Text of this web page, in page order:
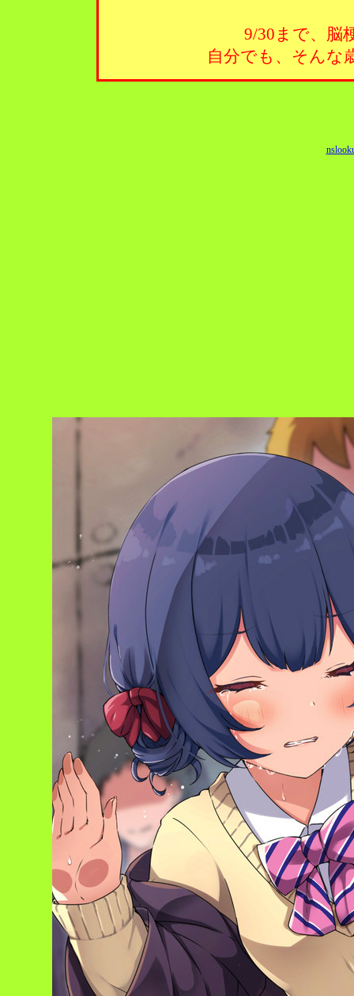
9/30まで、脳
自分でも、そんな